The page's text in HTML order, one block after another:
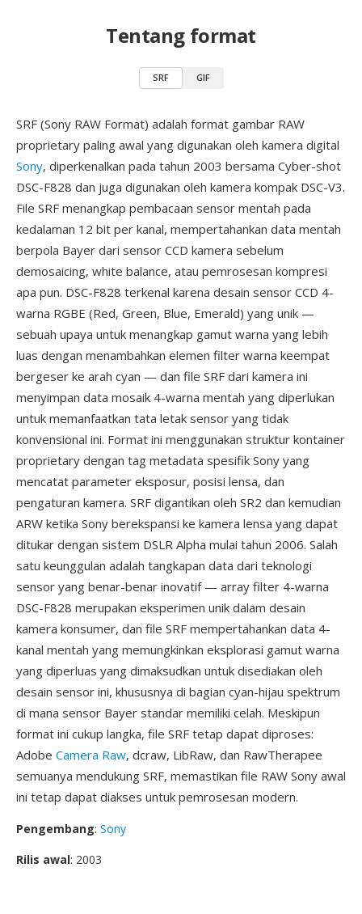
Tentang format
SRF GIF
SRF (Sony RAW Format) adalah format gambar RAW
proprietary paling awal yang digunakan oleh kamera digital
Sony, diperkenalkan pada tahun 2003 bersama Cyber-shot
DSC-F828 dan juga digunakan oleh kamera kompak DSC-V3.
File SRF menangkap pembacaan sensor mentah pada
kedalaman 12 bit per kanal, mempertahankan data mentah
berpola Bayer dari sensor CCD kamera sebelum
demosaicing, white balance, atau pemrosesan kompresi
apa pun. DSC-F828 terkenal karena desain sensor CCD 4-
warna RGBE (Red, Green, Blue, Emerald) yang unik —
sebuah upaya untuk menangkap gamut warna yang lebih
luas dengan menambahkan elemen filter warna keempat
bergeser ke arah cyan — dan file SRF dari kamera ini
menyimpan data mosaik 4-warna mentah yang diperlukan
untuk memanfaatkan tata letak sensor yang tidak
konvensional ini. Format ini menggunakan struktur kontainer
proprietary dengan tag metadata spesifik Sony yang
mencatat parameter eksposur, posisi lensa, dan
pengaturan kamera. SRF digantikan oleh SR2 dan kemudian
ARW ketika Sony berekspansi ke kamera lensa yang dapat
ditukar dengan sistem DSLR Alpha mulai tahun 2006. Salah
satu keunggulan adalah tangkapan data dari teknologi
sensor yang benar-benar inovatif — array filter 4-warna
DSC-F828 merupakan eksperimen unik dalam desain
kamera konsumer, dan file SRF mempertahankan data 4-
kanal mentah yang memungkinkan eksplorasi gamut warna
yang diperluas yang dimaksudkan untuk disediakan oleh
desain sensor ini, khususnya di bagian cyan-hijau spektrum
di mana sensor Bayer standar memiliki celah. Meskipun
format ini cukup langka, file SRF tetap dapat diproses:
Adobe Camera Raw, dcraw, LibRaw, dan RawTherapee
semuanya mendukung SRF, memastikan file RAW Sony awal
ini tetap dapat diakses untuk pemrosesan modern.
Pengembang: Sony
Rilis awal: 2003